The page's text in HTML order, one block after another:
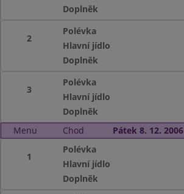
Doplněk
2
Polévka
Hlavní jídlo
Doplněk
3
Polévka
Hlavní jídlo
Doplněk
Menu
Chod Pátek 8. 12. 2006
1
Polévka
Hlavní jídlo
Doplněk